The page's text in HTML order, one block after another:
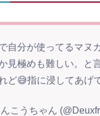
自分が使ってるマヌ
見極めも難しい。と
ど😅指に浸してあげ
こうちゃん